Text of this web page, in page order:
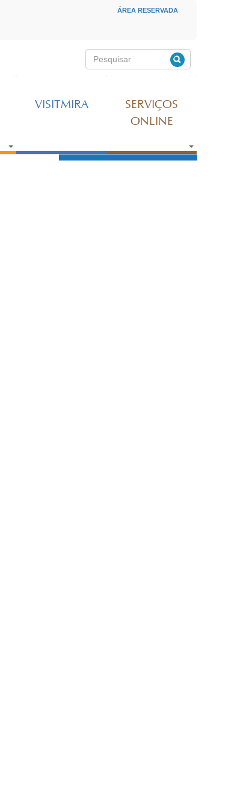
ÁREA RESERVADA
Formulário de
Pesquisar
VISITMIRA
SERVIÇOS
ONLINE